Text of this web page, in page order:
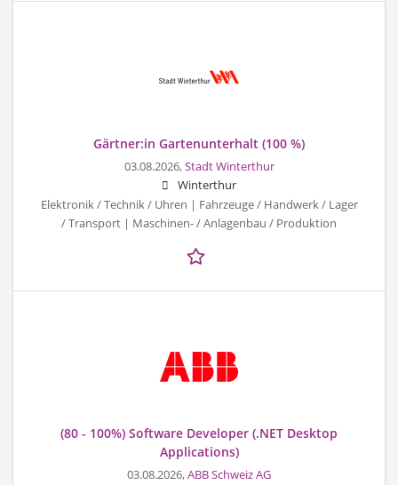
Gärtner:in Gartenunterhalt (100 %)
03.08.2026,Stadt Winterthur
Winterthur
Elektronik / Technik / Uhren | Fahrzeuge / Handwerk / Lager
/ Transport | Maschinen- / Anlagenbau / Produktion
(80 - 100%) Software Developer (.NET Desktop
Applications)
03.08.2026,ABB Schweiz AG